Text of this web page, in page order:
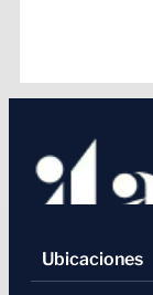
Ubicaciones